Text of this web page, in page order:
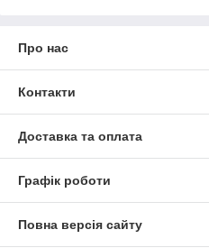
Про нас
Контакти
Доставка та оплата
Графік роботи
Повна версія сайту